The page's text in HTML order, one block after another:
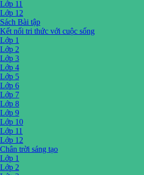
Lớp 11
Lớp 12
Sách Bài tập
Kết nối tri thức với cuộc sống
Lớp 1
Lớp 2
Lớp 3
Lớp 4
Lớp 5
Lớp 6
Lớp 7
Lớp 8
Lớp 9
Lớp 10
Lớp 11
Lớp 12
Chân trời sáng tạo
Lớp 1
Lớp 2